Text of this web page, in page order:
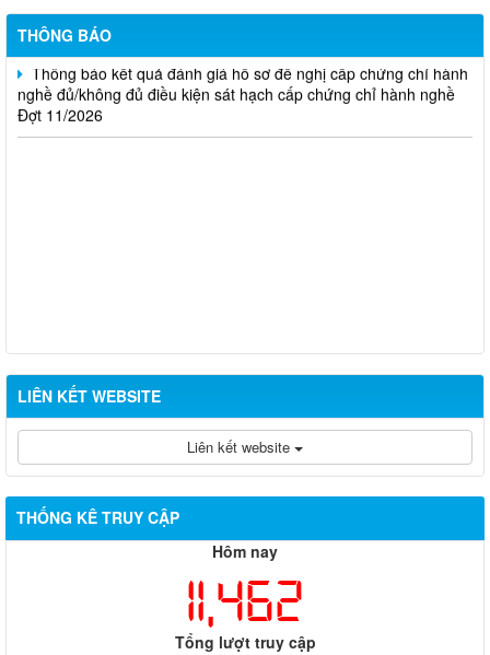
THÔNG BÁO
Đợt 10/2026
Thông báo kết quả đánh giá hồ sơ đề nghị cấp chứng chỉ hành
nghề đủ/không đủ điều kiện sát hạch cấp chứng chỉ hành nghề
Đợt 11/2026
LIÊN KẾT WEBSITE
Liên kết website
THỐNG KÊ TRUY CẬP
Hôm nay
11,462
Tổng lượt truy cập